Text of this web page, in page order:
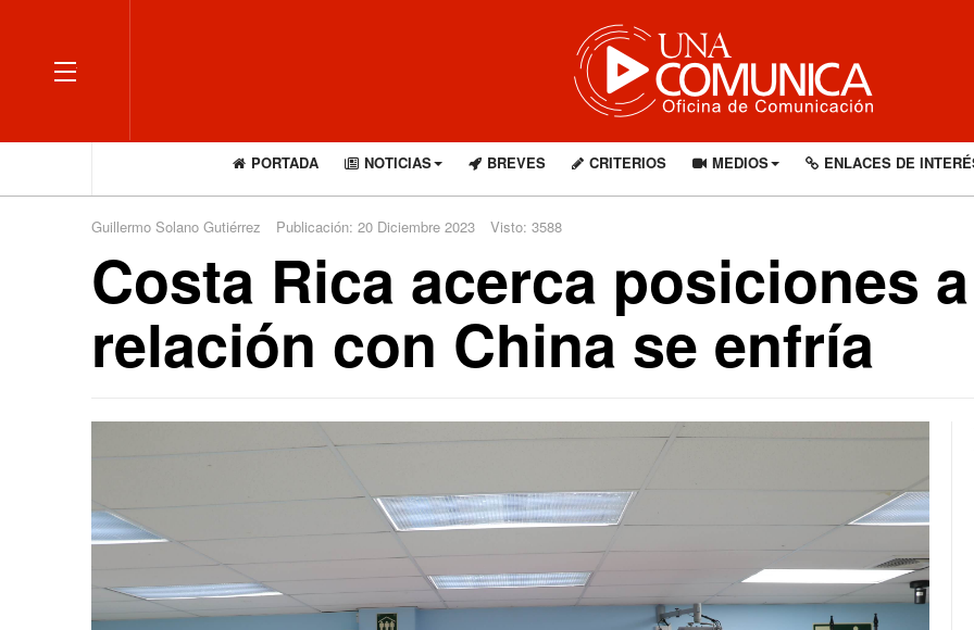
OFF CANVAS
PORTADA NOTICIAS BREVES CRITERIOS MEDIOS ENLACES DE
Guillermo Solano Gutiérrez Publicación: 20 Diciembre 2023 Visto: 3588
Costa Rica acerca posiciones
relación con China se enfría